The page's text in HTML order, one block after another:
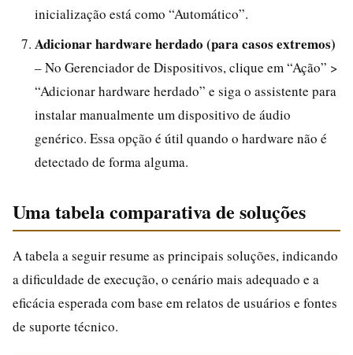
inicialização está como “Automático”.
Adicionar hardware herdado (para casos extremos)
– No Gerenciador de Dispositivos, clique em “Ação” >
“Adicionar hardware herdado” e siga o assistente para
instalar manualmente um dispositivo de áudio
genérico. Essa opção é útil quando o hardware não é
detectado de forma alguma.
Uma tabela comparativa de soluções
A tabela a seguir resume as principais soluções, indicando
a dificuldade de execução, o cenário mais adequado e a
eficácia esperada com base em relatos de usuários e fontes
de suporte técnico.